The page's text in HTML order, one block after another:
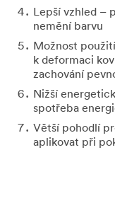
bulletinů,
reklamních
průzkumů a
informací o
akcích a
nabídkách
společnosti 3M
a skupiny 3M
prostřednictvím
Lepší vzhled –
nemění barvu
Možnost
k deformaci
zachování
Nižší
spotřeba
Větší pohodlí
aplikovat při